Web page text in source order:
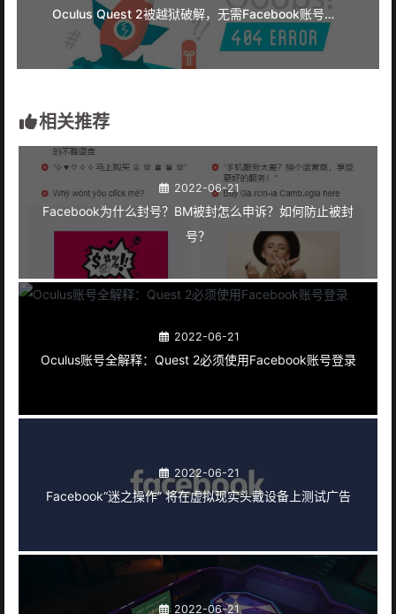
Oculus Quest 2被越狱破解，无需Facebook账号即可畅玩
相关推荐
2022-06-21
Facebook为什么封号？BM被封怎么申诉？如何防止被封
号？
2022-06-21
Oculus账号全解释：Quest 2必须使用Facebook账号登录
2022-06-21
Facebook“迷之操作” 将在虚拟现实头戴设备上测试广告
2022-06-21